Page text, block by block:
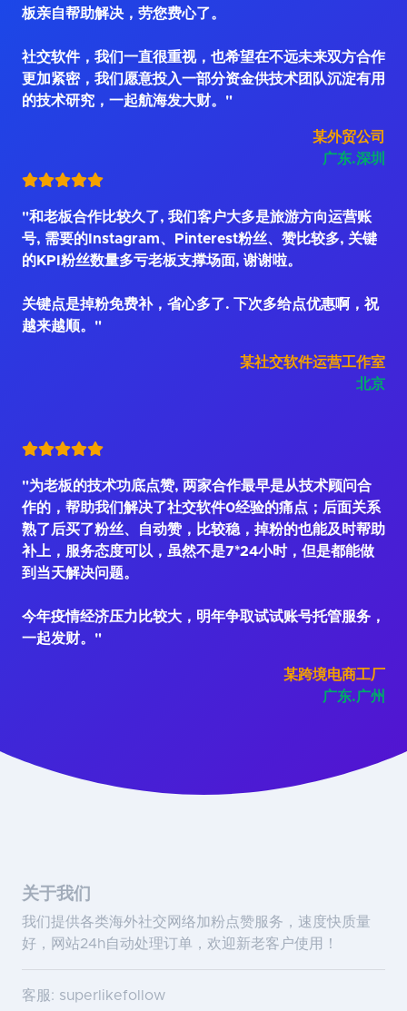
板亲自帮助解决，劳您费心了。
社交软件，我们一直很重视，也希望在不远未来双方合作
更加紧密，我们愿意投入一部分资金供技术团队沉淀有用
的技术研究，一起航海发大财。"
某外贸公司
广东.深圳
"和老板合作比较久了, 我们客户大多是旅游方向运营账
号, 需要的Instagram、Pinterest粉丝、赞比较多, 关键
的KPI粉丝数量多亏老板支撑场面, 谢谢啦。
关键点是掉粉免费补，省心多了. 下次多给点优惠啊，祝
越来越顺。"
某社交软件运营工作室
北京
"为老板的技术功底点赞, 两家合作最早是从技术顾问合
作的，帮助我们解决了社交软件0经验的痛点；后面关系
熟了后买了粉丝、自动赞，比较稳，掉粉的也能及时帮助
补上，服务态度可以，虽然不是7*24小时，但是都能做
到当天解决问题。
今年疫情经济压力比较大，明年争取试试账号托管服务，
一起发财。"
某跨境电商工厂
广东.广州
关于我们
我们提供各类海外社交网络加粉点赞服务，速度快质量
好，网站24h自动处理订单，欢迎新老客户使用！
客服: superlikefollow